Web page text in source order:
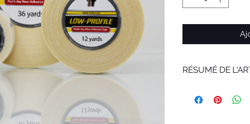
RÉSUMÉ DE